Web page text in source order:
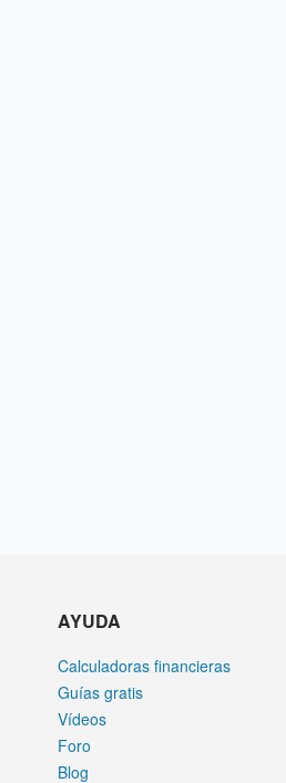
AYUDA
Calculadoras financieras
Guías gratis
Vídeos
Foro
Blog